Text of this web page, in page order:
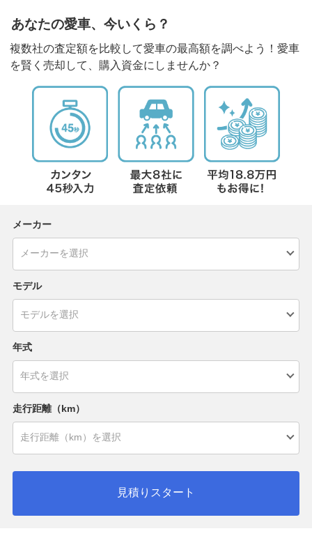
あなたの愛車、今いくら？
複数社の査定額を比較して愛車の最高額を調べよう！愛車
を賢く売却して、購入資金にしませんか？
メーカー
モデル
年式
走行距離（km）
見積りスタート